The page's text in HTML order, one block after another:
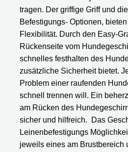
tragen. Der griffige Griff und
Befestigungs- Optionen,
Flexibilität. Durch den Easy-
Rückenseite vom
schnelles festhalten des
zusätzliche Sicherheit bietet.
Problem einer raufenden
schnell trennen will. Ein
am Rücken des
sicher und hilfreich. Das
Leinenbefestigungs
jeweils eines am Brustbereich